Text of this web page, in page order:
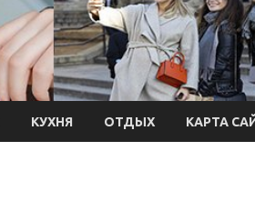
КУХНЯ ОТДЫХ КАРТА